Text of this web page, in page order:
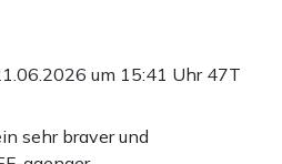
um 15:41 Uhr 47T
sehr braver und